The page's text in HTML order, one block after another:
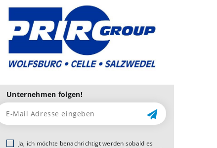
Unternehmen folgen!
Ja, ich möchte benachrichtigt werden sobald es